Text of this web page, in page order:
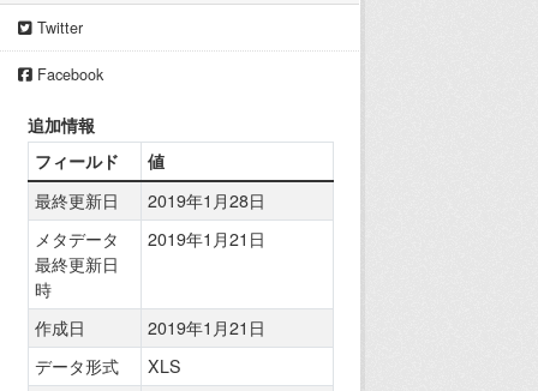
Twitter
Facebook
追加情報
フィールド
値
最終更新日
2019年1月28日
メタデータ
最終更新日
時
2019年1月21日
作成日
2019年1月21日
データ形式
XLS